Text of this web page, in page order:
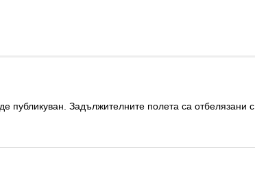
публикуван. Задължителните полета са отбелязани с